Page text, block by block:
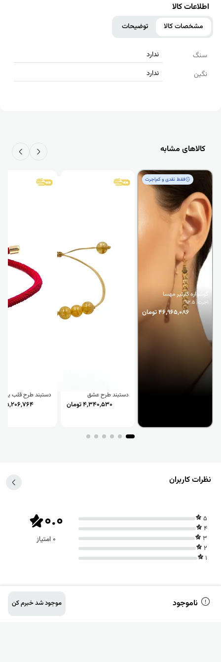
اطلاعات کالا
مشخصات کالا توضیحات
سنگ
ندارد
نگین
ندارد
کالاهای مشابه
فقط‌ نقدی و کم‌اجرت
گوشواره کارتیر مهسا
اجرت: 2.5%
46,965,086 تومان
دستبند طرح عشق
4,340,530 تومان
دستبند طرح قلب یکتا
5,206,764 تومان
نظرات کاربران
5
4
3
2
1
0.0
0 امتیاز
ناموجود موجود شد خبرم کن